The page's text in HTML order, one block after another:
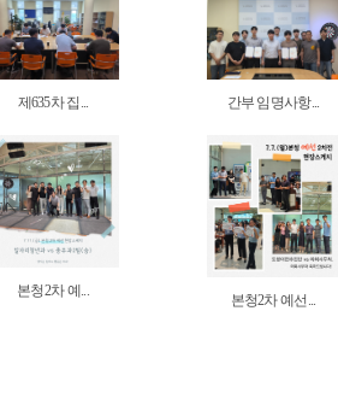
제635차 집... 간부 임명사항...
본청2차 예...
본청2차 예선...